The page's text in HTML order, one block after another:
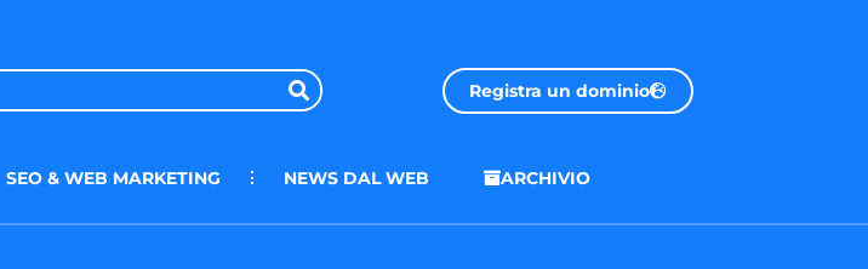
Registra un dominio
SEO & WEB MARKETING NEWS DAL WEB ARCHIVIO